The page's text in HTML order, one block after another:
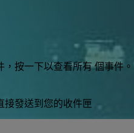
按一下以查看所有 個事件。
接發送到您的收件匣